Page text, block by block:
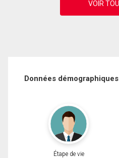
Données démographiques
Étape de vie